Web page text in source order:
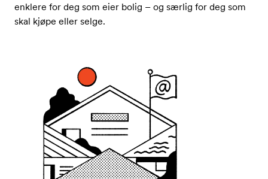
enklere for deg som eier bolig – og særlig for deg som
skal kjøpe eller selge.